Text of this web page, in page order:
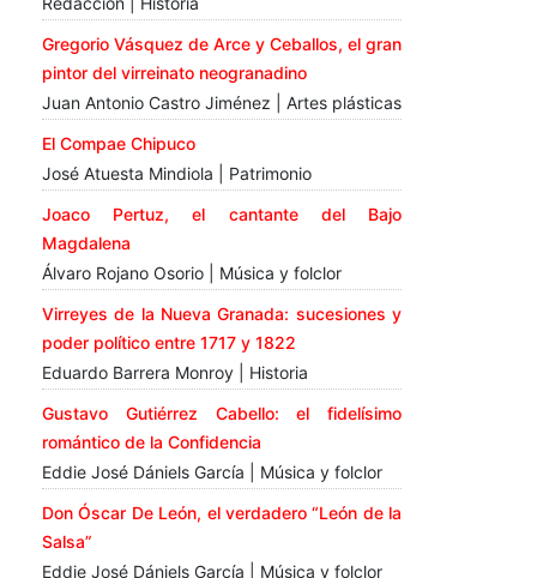
Gregorio Vásquez de Arce y Ceballos, el gran
pintor del virreinato neogranadino
Juan Antonio Castro Jiménez | Artes plásticas
El Compae Chipuco
José Atuesta Mindiola | Patrimonio
Joaco Pertuz, el cantante del Bajo
Magdalena
Álvaro Rojano Osorio | Música y folclor
Virreyes de la Nueva Granada: sucesiones y
poder político entre 1717 y 1822
Eduardo Barrera Monroy | Historia
Gustavo Gutiérrez Cabello: el fidelísimo
romántico de la Confidencia
Eddie José Dániels García | Música y folclor
Don Óscar De León, el verdadero “León de la
Salsa”
Eddie José Dániels García | Música y folclor